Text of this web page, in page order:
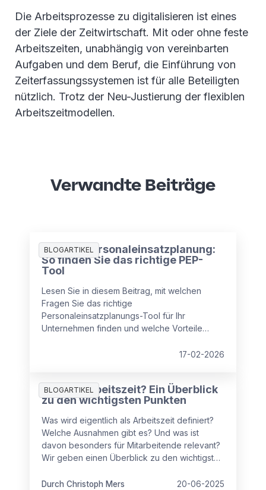
Die Arbeitsprozesse zu digitalisieren ist eines
der Ziele der Zeitwirtschaft. Mit oder ohne feste
Arbeitszeiten, unabhängig von vereinbarten
Aufgaben und dem Beruf, die Einführung von
Zeiterfassungssystemen ist für alle Beteiligten
nützlich. Trotz der Neu-Justierung der flexiblen
Arbeitszeitmodellen.
Verwandte Beiträge
BLOGARTIKEL
Digitale Personaleinsatzplanung:
So finden Sie das richtige PEP-
Tool
Lesen Sie in diesem Beitrag, mit welchen
Fragen Sie das richtige
Personaleinsatzplanungs-Tool für Ihr
Unternehmen finden und welche Vorteile
17-02-2026
BLOGARTIKEL
Was ist Arbeitszeit? Ein Überblick
zu den wichtigsten Punkten
Was wird eigentlich als Arbeitszeit definiert?
Welche Ausnahmen gibt es? Und was ist
davon besonders für Mitarbeitende relevant?
Wir geben einen Überblick zu den wichtigsten
auf.
Durch Christoph Mers 20-06-2025